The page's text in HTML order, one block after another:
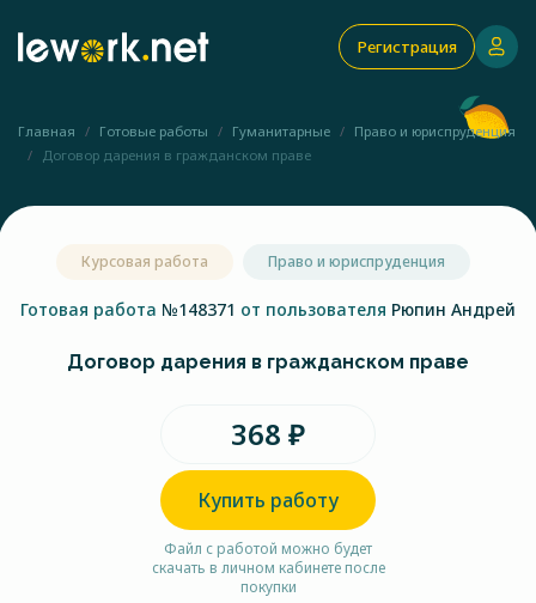
Регистрация
Главная Готовые работы Гуманитарные
Право и юриспруденция
Договор дарения в гражданском праве
Курсовая работа Право и юриспруденция
Готовая работа №148371 от пользователя Рюпин Андрей
Договор дарения в гражданском праве
368 ₽
Купить работу
Файл с работой можно будет
скачать в личном кабинете после
покупки